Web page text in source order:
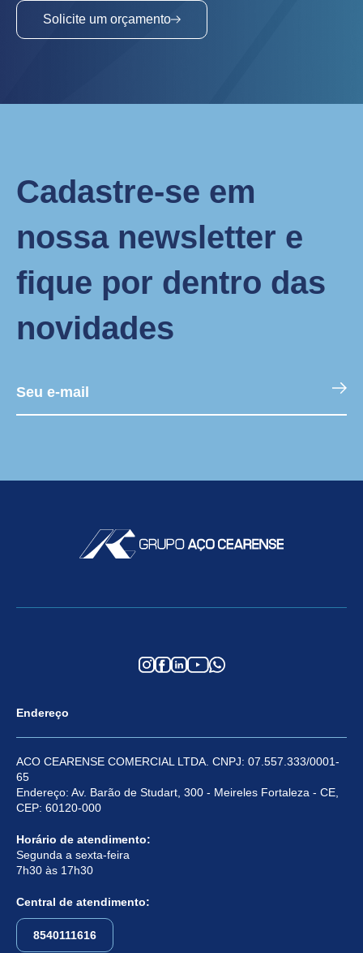
Solicite um orçamento
Cadastre-se em
nossa newsletter e
fique por dentro das
novidades
Endereço
ACO CEARENSE COMERCIAL LTDA. CNPJ: 07.557.333/0001-
65
Endereço: Av. Barão de Studart, 300 - Meireles Fortaleza - CE,
CEP: 60120-000
Horário de atendimento:
Segunda a sexta-feira
7h30 às 17h30
Central de atendimento:
8540111616